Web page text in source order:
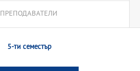
ПРЕПОДАВАТЕЛИ
5-ти семестър